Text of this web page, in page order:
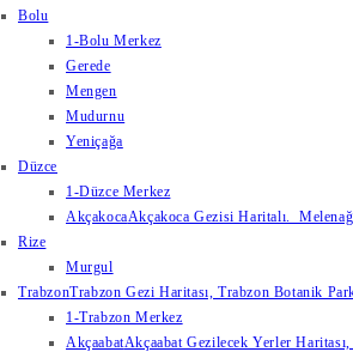
Bolu
1-Bolu Merkez
Gerede
Mengen
Mudurnu
Yeniçağa
Düzce
1-Düzce Merkez
AkçakocaAkçakoca Gezisi Haritalı.
Rize
Murgul
TrabzonTrabzon Gezi Haritası, Trabzon Botanik
1-Trabzon Merkez
AkçaabatAkçaabat Gezilecek Yerler